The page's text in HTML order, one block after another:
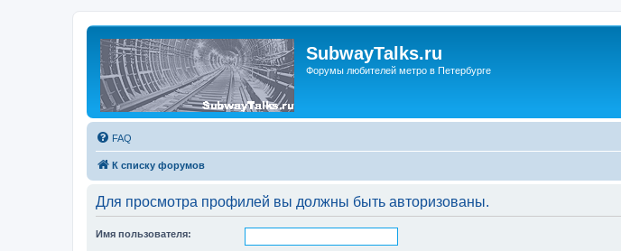
SubwayTalks.ru
Форумы любителей метро в Петербурге
FAQ
К списку форумов
Для просмотра профилей вы должны быть авторизованы.
Имя пользователя: